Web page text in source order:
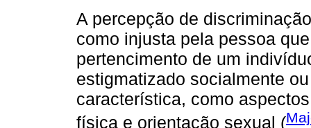
A percepção de
como injusta pela pessoa
pertencimento de um
estigmatizado socialmente
característica, como
física e orientação sexual (